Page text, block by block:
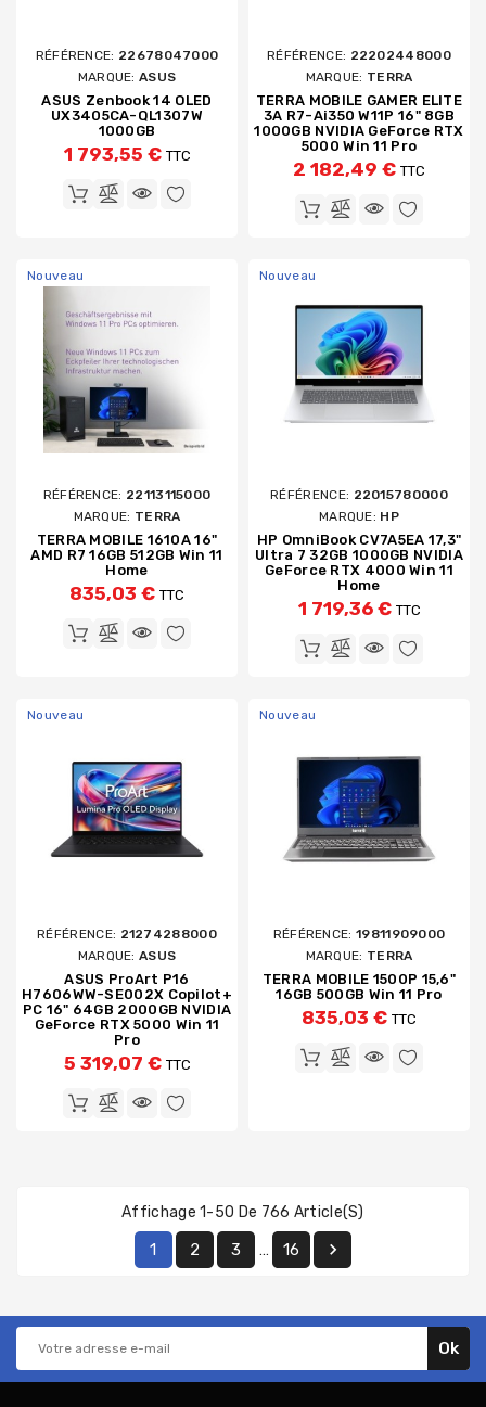
RÉFÉRENCE: 22678047000
MARQUE:ASUS
ASUS Zenbook 14 OLED
UX3405CA-QL1307W
1000GB
1 793,55 € TTC
RÉFÉRENCE: 22202448000
MARQUE: TERRA
TERRA MOBILE GAMER ELITE
3A R7-Ai350 W11P 16" 8GB
1000GB NVIDIA GeForce RTX
5000 Win 11 Pro
2 182,49 € TTC
Nouveau
RÉFÉRENCE: 22113115000
MARQUE: TERRA
TERRA MOBILE 1610A 16"
AMD R7 16GB 512GB Win 11
Home
835,03 € TTC
Nouveau
RÉFÉRENCE: 22015780000
MARQUE: HP
HP OmniBook CV7A5EA 17,3"
Ultra 7 32GB 1000GB NVIDIA
GeForce RTX 4000 Win 11
Home
1 719,36 € TTC
Nouveau
RÉFÉRENCE: 21274288000
MARQUE:ASUS
ASUS ProArt P16
H7606WW-SE002X Copilot+
PC 16" 64GB 2000GB NVIDIA
GeForce RTX 5000 Win 11
Pro
5 319,07 € TTC
Nouveau
RÉFÉRENCE: 19811909000
MARQUE: TERRA
TERRA MOBILE 1500P 15,6"
16GB 500GB Win 11 Pro
835,03 € TTC
Affichage 1-50 De 766 Article(s)
1 2 3 … 16 